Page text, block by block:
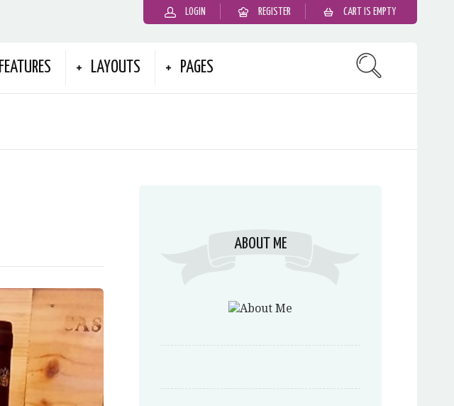
LOGIN REGISTER CART IS EMPTY
FEATURES LAYOUTS PAGES
ABOUT ME